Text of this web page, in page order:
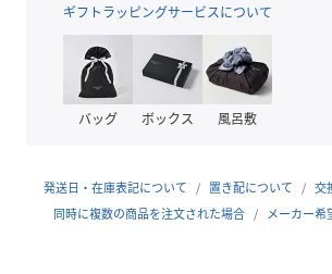
≪収納の目安≫
・リップ
・イヤホン
・アクセサリー
・本革を使用した製品のためシワ感のある
る部分と、生活によって生まれたその個体
ギフトラッピングサービスについて
バッグ ボックス 風呂敷
発送日・在庫表記について 置き配について
交
同時に複数の商品を注文された場合
メーカー希